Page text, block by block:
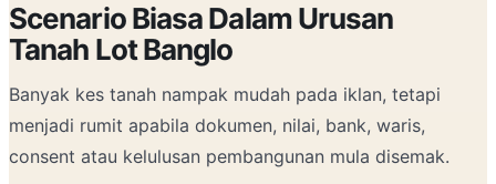
Scenario Biasa Dalam Urusan
Tanah Lot Banglo
Banyak kes tanah nampak mudah pada iklan, tetapi
menjadi rumit apabila dokumen, nilai, bank, waris,
consent atau kelulusan pembangunan mula disemak.